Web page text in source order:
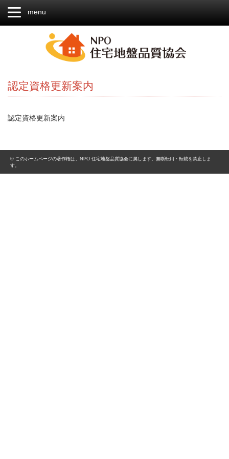
menu
認定資格更新案内
認定資格更新案内
© このホームページの著作権は、NPO 住宅地盤品質協会に属します。無断転用・転載を禁止しま
す。